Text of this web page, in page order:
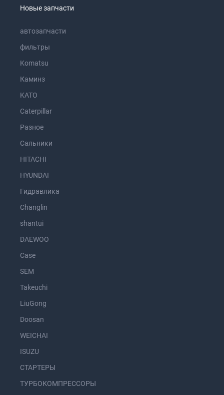
Новые запчасти
автозапчасти
фильтры
Komatsu
Каминз
KATO
Caterpillar
Разное
Сальники
HITACHI
HYUNDAI
Гидравлика
Changlin
shantui
DAEWOO
Case
SEM
Takeuchi
LiuGong
Doosan
WEICHAI
ISUZU
СТАРТЕРЫ
ТУРБОКОМПРЕССОРЫ